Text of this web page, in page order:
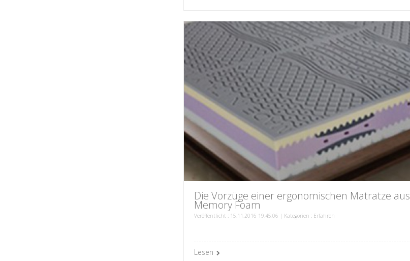
Die Vorzüge einer ergonomischen Matratze aus
Memory Foam
Veröffentlicht : 15.11.2016 19:45:06 | Kategorien : Erfahren
Lesen